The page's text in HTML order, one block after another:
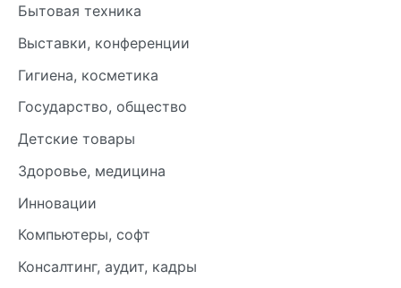
Бытовая техника
Выставки, конференции
Гигиена, косметика
Государство, общество
Детские товары
Здоровье, медицина
Инновации
Компьютеры, софт
Консалтинг, аудит, кадры